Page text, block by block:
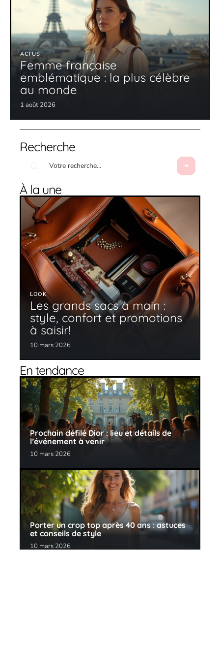
ACTUS
Femme française
emblématique : la plus célèbre
au monde
1 août 2026
Recherche
À la une
LOOK
Les grands sacs à main :
style, confort et promotions
à saisir!
10 mars 2026
En tendance
Prochain défilé Dior : lieu et détails de
l’événement à venir
10 mars 2026
Porter un crop top après 40 ans : astuces
et conseils de style
10 mars 2026